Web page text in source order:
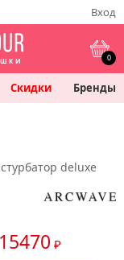
Вход
0
Скидки Бренды
deluxe
15470 ₽